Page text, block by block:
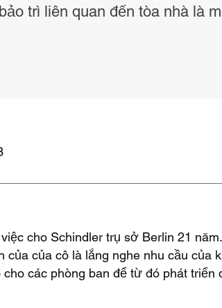
trì liên quan đến tòa nhà là
cho Schindler trụ sở Berlin 21
của của cô là lắng nghe nhu cầu của
các phòng ban để từ đó phát triển